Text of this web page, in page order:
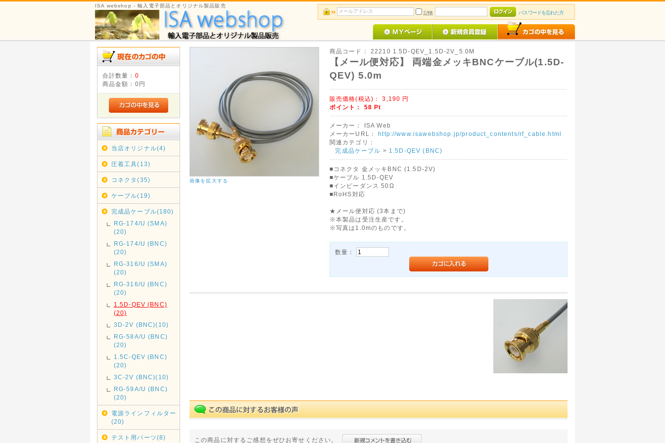
ISA webshop - 輸入電子部品とオリジナル製品販売
記憶
パスワードを忘れた方
合計数量： 0
商品金額： 0円
当店オリジナル(4)
圧着工具(13)
コネクタ(35)
ケーブル(19)
完成品ケーブル(180)
RG-174/U (SMA)
(20)
RG-174/U (BNC)
(20)
RG-316/U (SMA)
(20)
RG-316/U (BNC)
(20)
1.5D-QEV (BNC)
(20)
3D-2V (BNC)(10)
RG-58A/U (BNC)
(20)
1.5C-QEV (BNC)
(20)
3C-2V (BNC)(10)
RG-59A/U (BNC)
(20)
電源ラインフィルター
(20)
テスト用パーツ(8)
画像を拡大する
商品コード： 22210 1.5D-QEV_1.5D-2V_5.0M
【メール便対応】 両端金メッキBNCケーブル(1.5D-
QEV) 5.0m
販売価格(税込)： 3,190 円
ポイント： 58 Pt
メーカー：
ISA Web
メーカーURL：
http://www.isawebshop.jp/product_contents/rf_cable.html
関連カテゴリ：
完成品ケーブル > 1.5D-QEV (BNC)
■コネクタ 金メッキBNC (1.5D-2V)
■ケーブル 1.5D-QEV
■インピーダンス 50Ω
■RoHS対応
★メール便対応 (3本まで)
※本製品は受注生産です。
※写真は1.0mのものです。
数量：
この商品に対するご感想をぜひお寄せください。